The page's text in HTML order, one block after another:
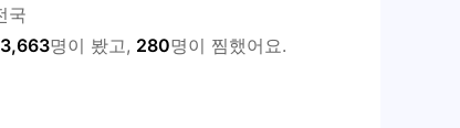
국
명이 봤고, 280명이 찜했어요.